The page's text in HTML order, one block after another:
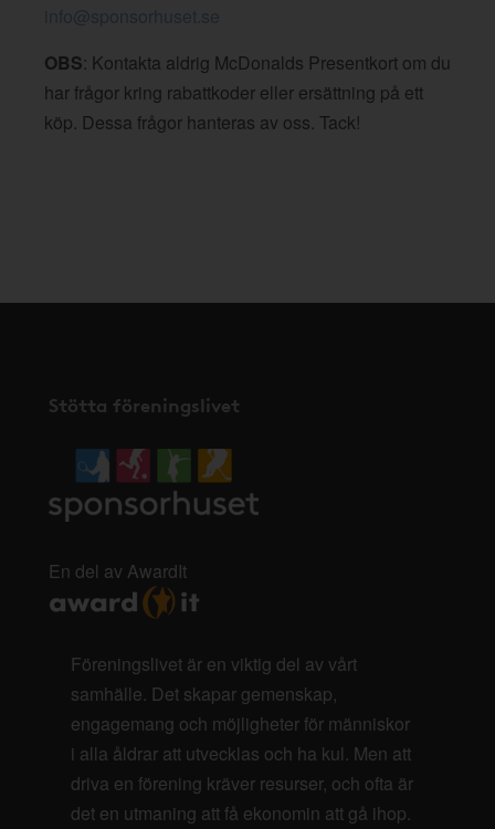
info@sponsorhuset.se
OBS: Kontakta aldrig McDonalds Presentkort om du
har frågor kring rabattkoder eller ersättning på ett
köp. Dessa frågor hanteras av oss. Tack!
Stötta föreningslivet
En del av AwardIt
Föreningslivet är en viktig del av vårt
samhälle. Det skapar gemenskap,
engagemang och möjligheter för människor
i alla åldrar att utvecklas och ha kul. Men att
driva en förening kräver resurser, och ofta är
det en utmaning att få ekonomin att gå ihop.